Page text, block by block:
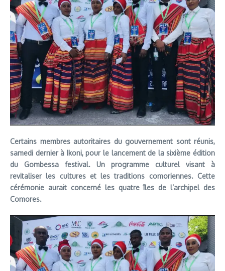
Certains membres autoritaires du gouvernement sont réunis,
samedi dernier à Ikoni, pour le lancement de la sixième édition
du Gombessa festival. Un programme culturel visant à
revitaliser les cultures et les traditions comoriennes. Cette
cérémonie aurait concerné les quatre îles de l’archipel des
Comores.